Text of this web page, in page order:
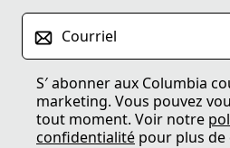
Courriel
S′ abonner aux Columbia
marketing. Vous pouvez
tout moment. Voir notre
confidentialité pour plus de